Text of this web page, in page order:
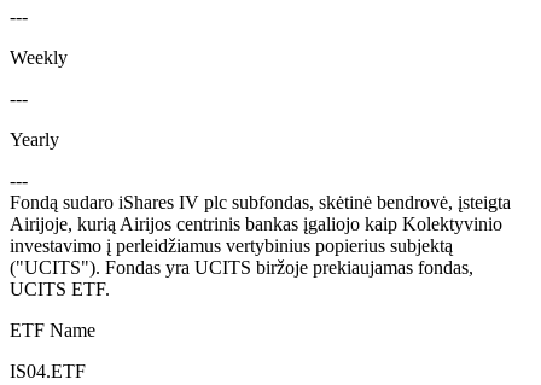
---
Weekly
---
Yearly
---
Fondą sudaro iShares IV plc subfondas, skėtinė bendrovė, įsteigta
Airijoje, kurią Airijos centrinis bankas įgaliojo kaip Kolektyvinio
investavimo į perleidžiamus vertybinius popierius subjektą
("UCITS"). Fondas yra UCITS biržoje prekiaujamas fondas,
UCITS ETF.
ETF Name
IS04.ETF